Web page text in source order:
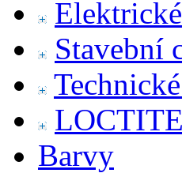
Stavební
Barvy